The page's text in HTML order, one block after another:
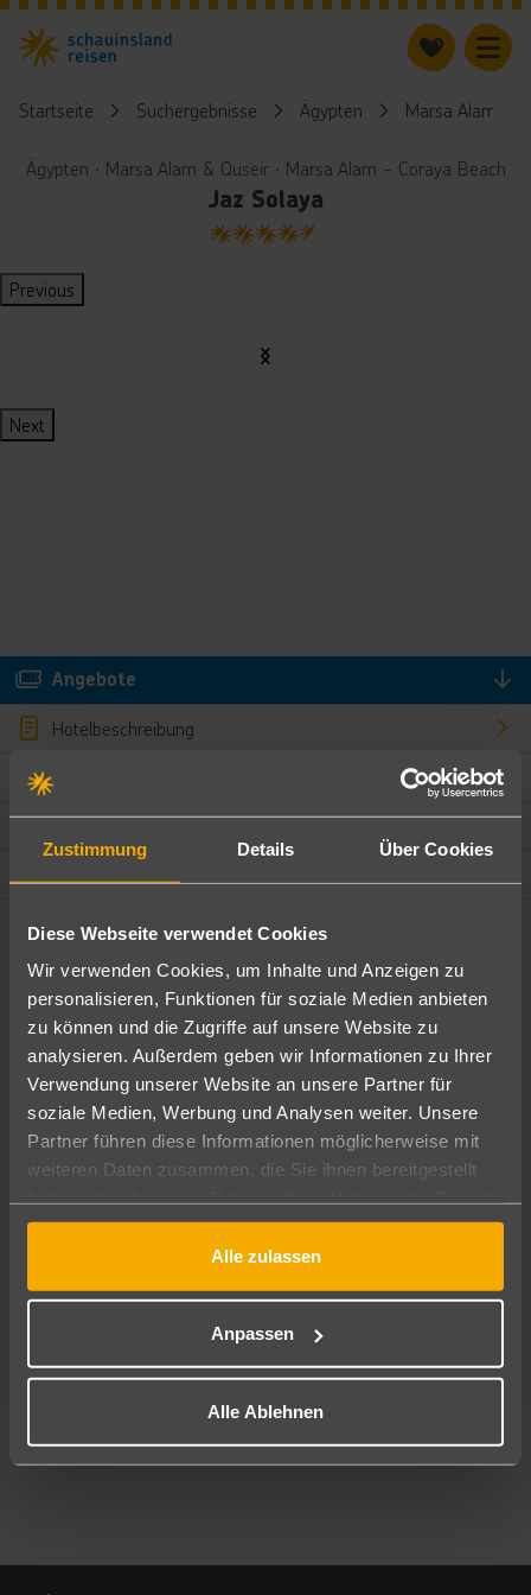
Zustimmung Details Über Cookies
Diese Webseite verwendet Cookies
Wir verwenden Cookies, um Inhalte und Anzeigen zu
personalisieren, Funktionen für soziale Medien anbieten
zu können und die Zugriffe auf unsere Website zu
analysieren. Außerdem geben wir Informationen zu Ihrer
Verwendung unserer Website an unsere Partner für
soziale Medien, Werbung und Analysen weiter. Unsere
Partner führen diese Informationen möglicherweise mit
weiteren Daten zusammen, die Sie ihnen bereitgestellt
gesammelt haben.
Alle zulassen
Anpassen
Alle Ablehnen
Startseite Suchergebnisse Ägypten Marsa Alam &
Ägypten ∙ Marsa Alam & Quseir ∙ Marsa Alam - Coraya Beach
Jaz Solaya
4.5
Previous
Next
Angebote
Hotelbeschreibung
Bewertungen
Ändere die Kriterien nach deinen Wünschen
Pauschal Nur Hotel
Abflughafen
Alle Abflughäfen
09.08.26–07.08.27 7-21 Nächte
Mehr Filter anzeigen